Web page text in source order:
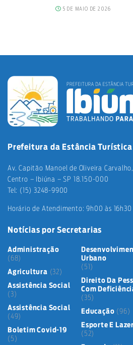
5 DE MAIO DE 2026
Prefeitura da Estância
Av. Capitão Manoel de Oliveira Carvalho,
Centro – Ibiúna – SP 18.150-000
Tel: (15) 3248-9900
Horário de Atendimento: 9h00 às 16h30
Notícias por Secretarias
Administração
(68)
Agricultura (32)
Assistência Social
(3)
Assistência Social
(49)
Boletim Covid-19
(5)
Urbano
(51)
Direito Da
Com
(35)
Educação (96)
Esporte E Lazer
(52)